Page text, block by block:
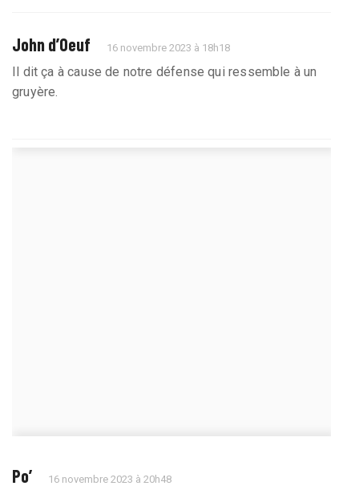
John d’Oeuf 16 novembre 2023 à 18h18
Il dit ça à cause de notre défense qui ressemble à un
gruyère.
Po’ 16 novembre 2023 à 20h48